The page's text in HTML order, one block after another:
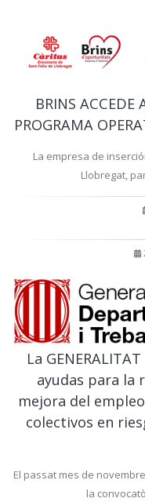
BRINS ACCEDE
PROGRAMA
La empresa de
Llobregat,
La
ayudas para la
mejora del
colectivos en
El passat mes de novembre
la